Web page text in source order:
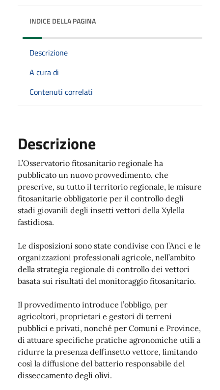
INDICE DELLA PAGINA
Descrizione
A cura di
Contenuti correlati
Descrizione
L’Osservatorio fitosanitario regionale ha
pubblicato un nuovo provvedimento, che
prescrive, su tutto il territorio regionale, le misure
fitosanitarie obbligatorie per il controllo degli
stadi giovanili degli insetti vettori della Xylella
fastidiosa.
Le disposizioni sono state condivise con l’Anci e le
organizzazioni professionali agricole, nell’ambito
della strategia regionale di controllo dei vettori
basata sui risultati del monitoraggio fitosanitario.
Il provvedimento introduce l’obbligo, per
agricoltori, proprietari e gestori di terreni
pubblici e privati, nonché per Comuni e Province,
di attuare specifiche pratiche agronomiche utili a
ridurre la presenza dell’insetto vettore, limitando
così la diffusione del batterio responsabile del
disseccamento degli olivi.